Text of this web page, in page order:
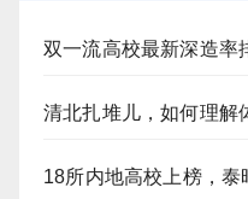
双一流高校最新深造率
清北扎堆儿，如何理解
18所内地高校上榜，泰